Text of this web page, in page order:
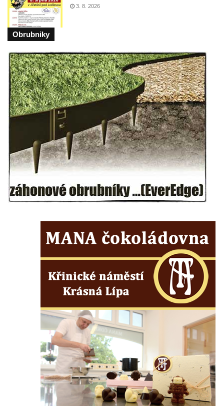
Kozlech
Hrob rodiny Cífkovy na hřbitově v Kozlech
Kamenici
Hrob Zdeňka Nedvěda na hřbitově ve
Sloupu v Čechách
Hrob Ferdinanda Břetislava Mikovce na
hřbitově ve Sloupu v Čechách
Hrob rodiny Haina na hřbitově v Krásné u
Pěnčína
Hrob rodiny Hübner na hřbitově v Krásné u
Pěnčína
Hrob rodiny Kundlatsch-Lucke na hřbitově v
Krásné u Pěnčína
Hrob Friedricha Hoffmanna na hřbitově v
Šumburku nad Desnou – Tanvaldu
Hrob rodiny Dulde na hřbitově v Šumburku
nad Desnou – Tanvaldu
Hrob manželů Stumpe na hřbitově v
Hrob Waltera Pochmanna na hřbitově v
Šumburku nad Desnou – Tanvaldu
Hrob rodiny Pochmannových na hřbitově v
Šumburku nad Desnou – Tanvaldu
Hrob Oskara Josefa Heyera na hřbitově ve
Starých Křečanech
Hrob Marie Jakschové na hřbitově v Dubé
3. 8. 2026
Obrubniky